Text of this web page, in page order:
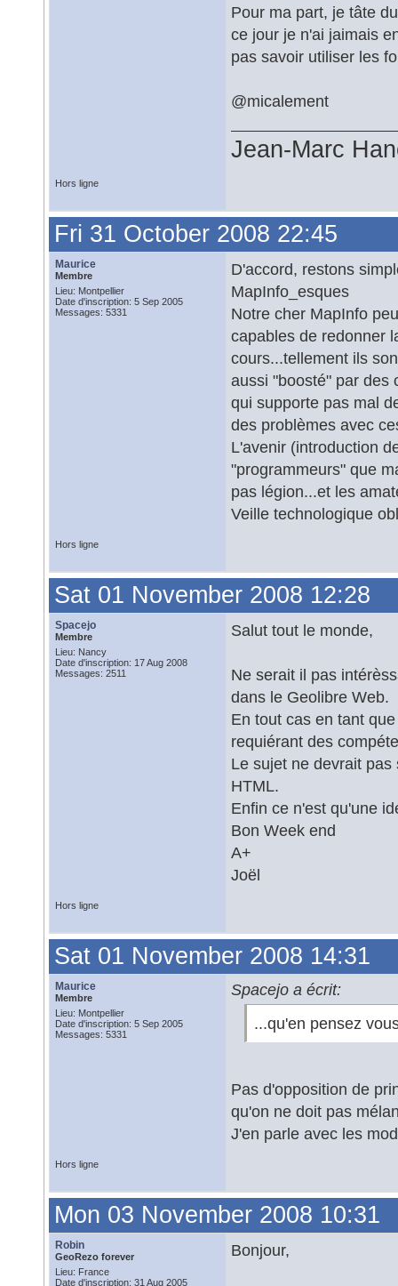
Pour ma part, je tâte
ce jour je n'ai jaimais
pas savoir utiliser les
@micalement
Jean-Marc
Hors ligne
Fri 31 October 2008 22:45
Maurice
Membre
Lieu: Montpellier
Date d'inscription: 5 Sep 2005
Messages: 5331
D'accord, restons
MapInfo_esques
Notre cher MapInfo
capables de redonner
cours...tellement ils
aussi "boosté" par des
qui supporte pas mal
des problèmes avec
L'avenir (introduction
"programmeurs" que
pas légion...et les
Veille technologique
Hors ligne
Sat 01 November 2008 12:28
Spacejo
Membre
Lieu: Nancy
Date d'inscription: 17 Aug 2008
Messages: 2511
Salut tout le monde,
Ne serait il pas
dans le Geolibre Web.
En tout cas en tant
requiérant des
Le sujet ne devrait
HTML.
Enfin ce n'est qu'une
Bon Week end
A+
Joël
Hors ligne
Sat 01 November 2008 14:31
Maurice
Membre
Lieu: Montpellier
Date d'inscription: 5 Sep 2005
Messages: 5331
Spacejo a écrit:
...qu'en pensez
Pas d'opposition de
qu'on ne doit pas
J'en parle avec les
Hors ligne
Mon 03 November 2008 10:31
Robin
GeoRezo forever
Lieu: France
Date d'inscription: 31 Aug 2005
Bonjour,